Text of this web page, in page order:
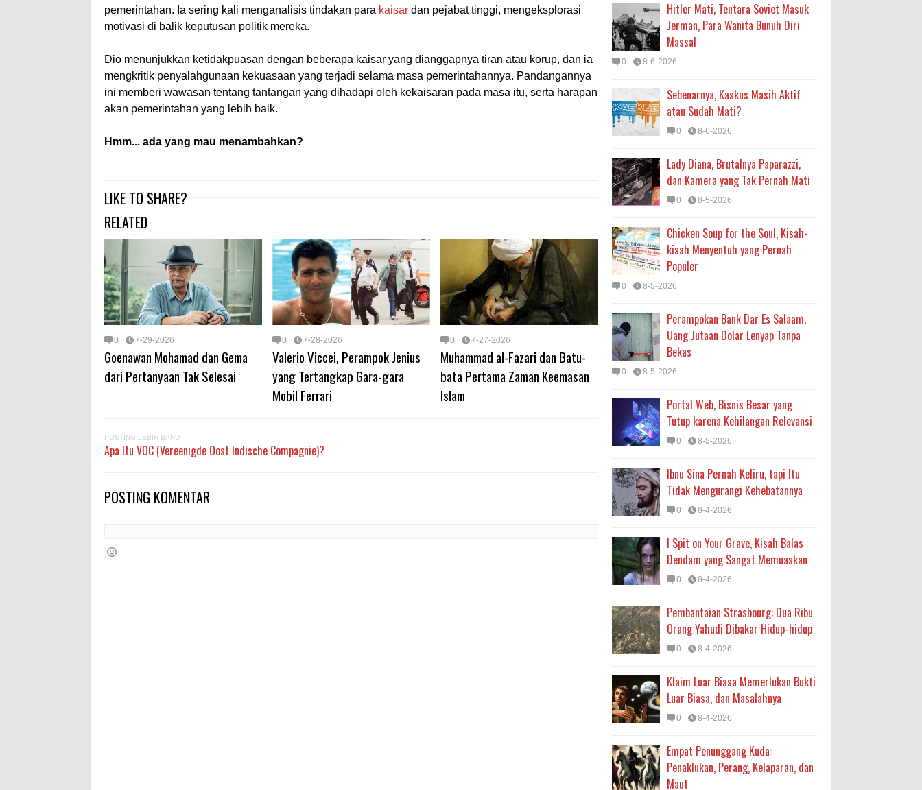
pemerintahan. Ia sering kali menganalisis tindakan para kaisar dan pejabat tinggi, mengeksplorasi
motivasi di balik keputusan politik mereka.
Dio menunjukkan ketidakpuasan dengan beberapa kaisar yang dianggapnya tiran atau korup, dan ia
mengkritik penyalahgunaan kekuasaan yang terjadi selama masa pemerintahannya. Pandangannya
ini memberi wawasan tentang tantangan yang dihadapi oleh kekaisaran pada masa itu, serta harapan
akan pemerintahan yang lebih baik.
Hmm... ada yang mau menambahkan?
LIKE TO SHARE?
RELATED
0 7-29-2026
Goenawan Mohamad dan Gema
dari Pertanyaan Tak Selesai
0 7-28-2026
Valerio Viccei, Perampok Jenius
yang Tertangkap Gara-gara
Mobil Ferrari
0 7-27-2026
Muhammad al-Fazari dan Batu-
bata Pertama Zaman Keemasan
Islam
POSTING LEBIH BARU
Apa Itu VOC (Vereenigde Oost Indische Compagnie)?
POSTING KOMENTAR
Hitler Mati, Tentara Soviet Masuk
Jerman, Para Wanita Bunuh Diri
Massal
0 8-6-2026
Sebenarnya, Kaskus Masih Aktif
atau Sudah Mati?
0 8-6-2026
Lady Diana, Brutalnya Paparazzi,
dan Kamera yang Tak Pernah Mati
0 8-5-2026
Chicken Soup for the Soul, Kisah-
kisah Menyentuh yang Pernah
Populer
0 8-5-2026
Perampokan Bank Dar Es Salaam,
Uang Jutaan Dolar Lenyap Tanpa
Bekas
0 8-5-2026
Portal Web, Bisnis Besar yang
Tutup karena Kehilangan Relevansi
0 8-5-2026
Ibnu Sina Pernah Keliru, tapi Itu
Tidak Mengurangi Kehebatannya
0 8-4-2026
I Spit on Your Grave, Kisah Balas
Dendam yang Sangat Memuaskan
0 8-4-2026
Pembantaian Strasbourg: Dua Ribu
Orang Yahudi Dibakar Hidup-hidup
0 8-4-2026
Klaim Luar Biasa Memerlukan Bukti
Luar Biasa, dan Masalahnya
0 8-4-2026
Empat Penunggang Kuda:
Penaklukan, Perang, Kelaparan, dan
Maut